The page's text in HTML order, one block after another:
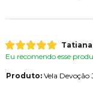
Tatiana
Eu recomendo esse
Produto:Vela Devoção